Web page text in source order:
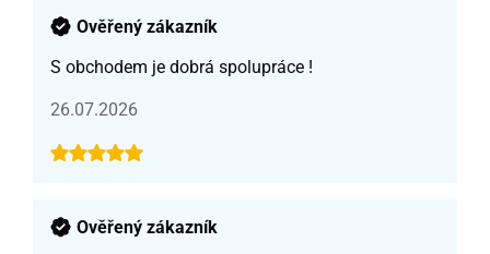
Ověřený zákazník
S obchodem je dobrá spolupráce !
26.07.2026
Ověřený zákazník